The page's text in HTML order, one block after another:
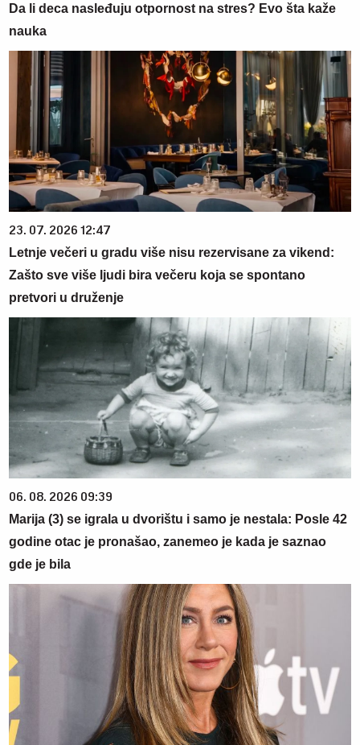
Da li deca nasleđuju otpornost na stres? Evo šta kaže
nauka
23. 07. 2026 12:47
Letnje večeri u gradu više nisu rezervisane za vikend:
Zašto sve više ljudi bira večeru koja se spontano
pretvori u druženje
06. 08. 2026 09:39
Marija (3) se igrala u dvorištu i samo je nestala: Posle 42
godine otac je pronašao, zanemeo je kada je saznao
gde je bila